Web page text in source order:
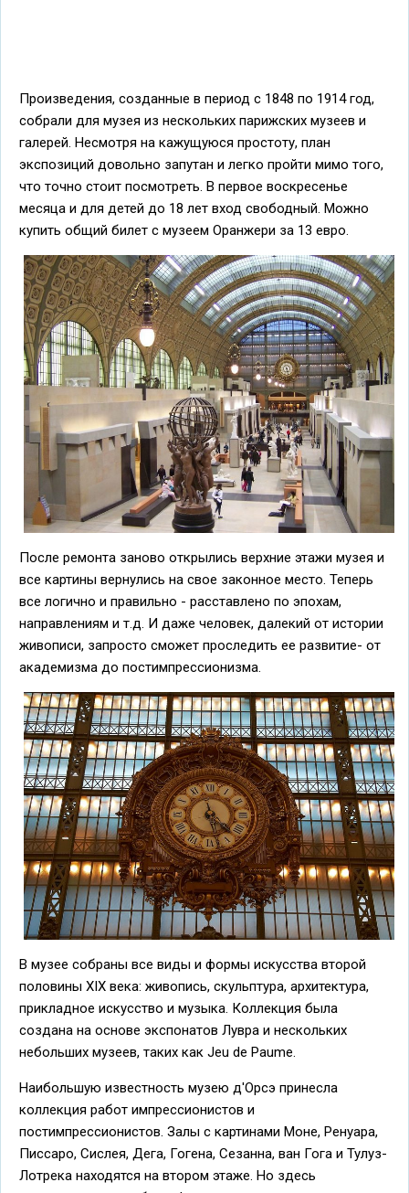
Произведения, созданные в период с 1848 по 1914 год,
собрали для музея из нескольких парижских музеев и
галерей. Несмотря на кажущуюся простоту, план
экспозиций довольно запутан и легко пройти мимо того,
что точно стоит посмотреть. В первое воскресенье
месяца и для детей до 18 лет вход свободный. Можно
купить общий билет с музеем Оранжери за 13 евро.
После ремонта заново открылись верхние этажи музея и
все картины вернулись на свое законное место. Теперь
все логично и правильно - расставлено по эпохам,
направлениям и т.д. И даже человек, далекий от истории
живописи, запросто сможет проследить ее развитие- от
академизма до постимпрессионизма.
В музее собраны все виды и формы искусства второй
половины XIX века: живопись, скульптура, архитектура,
прикладное искусство и музыка. Коллекция была
создана на основе экспонатов Лувра и нескольких
небольших музеев, таких как Jeu de Paume.
Наибольшую известность музею д'Орсэ принесла
коллекция работ импрессионистов и
постимпрессионистов. Залы с картинами Моне, Ренуара,
Писсаро, Сислея, Дега, Гогена, Сезанна, ван Гога и Тулуз-
Лотрека находятся на втором этаже. Но здесь